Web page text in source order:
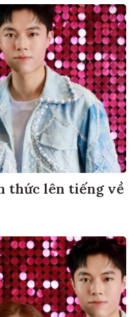
thức lên tiếng về